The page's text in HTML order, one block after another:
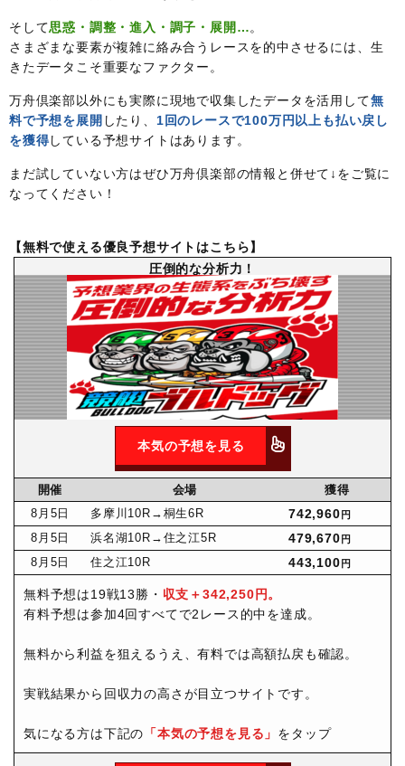
そして思惑・調整・進入・調子・展開…。
さまざまな要素が複雑に絡み合うレースを的中させるには、生
きたデータこそ重要なファクター。
万舟倶楽部以外にも実際に現地で収集したデータを活用して無
料で予想を展開 したり、 1回のレースで100万円以上も払い戻し
を獲得している予想サイトはあります。
まだ試していない方はぜひ万舟倶楽部の情報と併せて↓をご覧に
なってください！
【無料で使える優良予想サイトはこちら】
圧倒的な分析力！
本気の予想を見る
開催 会場
獲得
8月 5日 多摩川10R →桐生6R 742,960 円
8月 5日 浜名湖10R →住之江5R 479,670 円
8月 5日 住之江10R 443,100 円
無料予想は19戦13勝・ 収支＋342,250円。
有料予想は参加4回すべてで2レース的中を達成。
無料から利益を狙えるうえ、有料では高額払戻も確認。
実戦結果から回収力の高さが目立つサイトです。
気になる方は下記の 「本気の予想を見る」 をタップ